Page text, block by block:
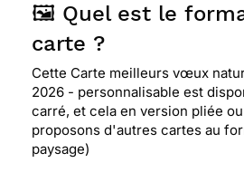
🖼️ Quel est le
carte ?
Cette Carte meilleurs vœux
2026 - personnalisable est
carré, et cela en version pliée
proposons d'autres cartes au
paysage)